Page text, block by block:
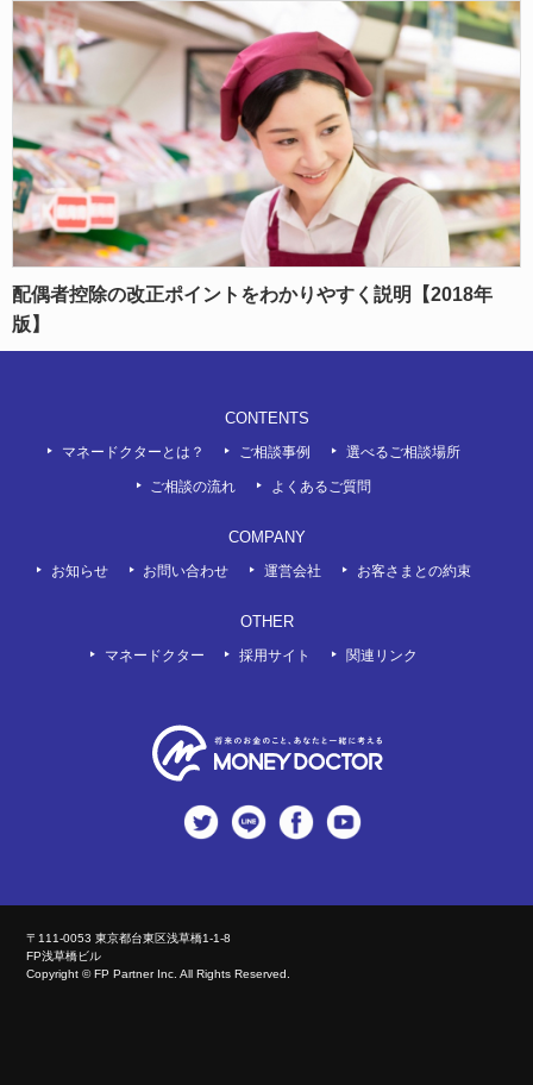
配偶者控除の改正ポイントをわかりやすく説明【2018年
版】
CONTENTS
マネードクターとは？ ご相談事例 選べるご相談場所
ご相談の流れ よくあるご質問
COMPANY
お知らせ お問い合わせ 運営会社 お客さまとの約束
OTHER
マネードクター 採用サイト 関連リンク
twitter LINE Facebook
〒111-0053 東京都台東区浅草橋1-1-8
FP浅草橋ビル
Copyright © FP Partner Inc. All Rights Reserved.